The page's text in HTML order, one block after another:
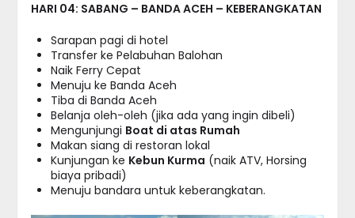
HARI 04: SABANG – BANDA ACEH – KEBERANGKATAN
Sarapan pagi di hotel
Transfer ke Pelabuhan Balohan
Naik Ferry Cepat
Menuju ke Banda Aceh
Tiba di Banda Aceh
Belanja oleh-oleh (jika ada yang ingin dibeli)
Mengunjungi Boat di atas Rumah
Makan siang di restoran lokal
Kunjungan ke Kebun Kurma (naik ATV, Horsing
biaya pribadi)
Menuju bandara untuk keberangkatan.